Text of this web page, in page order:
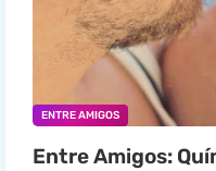
ENTRE AMIGOS
Entre Amigos: